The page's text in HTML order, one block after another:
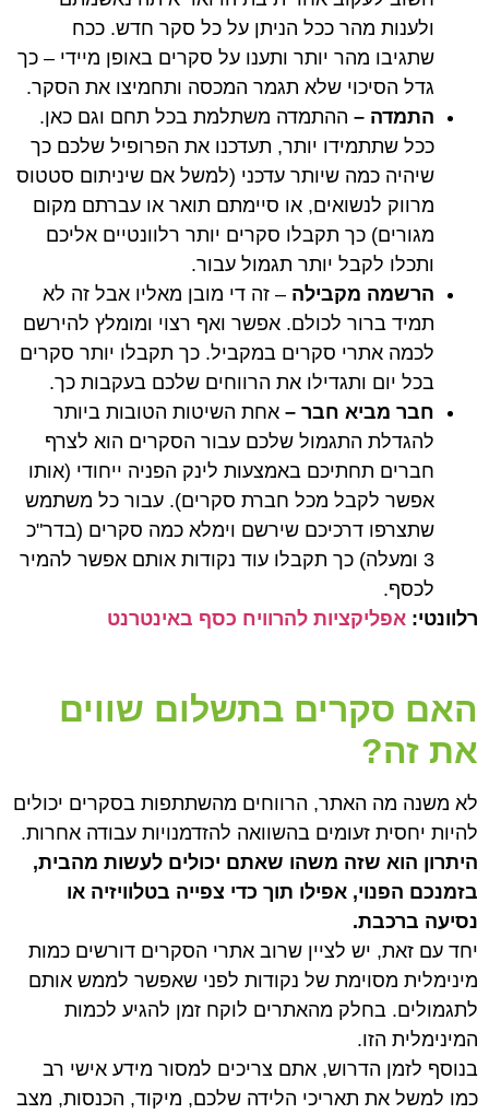
ולענות מהר ככל הניתן על כל סקר חדש. ככח
שתגיבו מהר יותר ותענו על סקרים באופן מיידי – כך
גדל הסיכוי שלא תגמר המכסה ותחמיצו את הסקר.
התמדה – ההתמדה משתלמת בכל תחם וגם כאן.
ככל שתתמידו יותר, תעדכנו את הפרופיל שלכם כך
שיהיה כמה שיותר עדכני (למשל אם שיניתום סטטוס
מרווק לנשואים, או סיימתם תואר או עברתם מקום
מגורים) כך תקבלו סקרים יותר רלוונטיים אליכם
ותכלו לקבל יותר תגמול עבור.
הרשמה מקבילה – זה די מובן מאליו אבל זה לא
תמיד ברור לכולם. אפשר ואף רצוי ומומלץ להירשם
לכמה אתרי סקרים במקביל. כך תקבלו יותר סקרים
בכל יום ותגדילו את הרווחים שלכם בעקבות כך.
חבר מביא חבר – אחת השיטות הטובות ביותר
להגדלת התגמול שלכם עבור הסקרים הוא לצרף
חברים תחתיכם באמצעות לינק הפניה ייחודי (אותו
אפשר לקבל מכל חברת סקרים). עבור כל משתמש
שתצרפו דרכיכם שירשם וימלא כמה סקרים (בדר"כ
3 ומעלה) כך תקבלו עוד נקודות אותם אפשר להמיר
לכסף.
רלוונטי: אפליקציות להרוויח כסף באינטרנט
האם סקרים בתשלום שווים
את זה?
לא משנה מה האתר, הרווחים מהשתתפות בסקרים יכולים
להיות יחסית זעומים בהשוואה להזדמנויות עבודה אחרות.
היתרון הוא שזה משהו שאתם יכולים לעשות מהבית,
בזמנכם הפנוי, אפילו תוך כדי צפייה בטלוויזיה או
נסיעה ברכבת.
יחד עם זאת, יש לציין שרוב אתרי הסקרים דורשים כמות
מינימלית מסוימת של נקודות לפני שאפשר לממש אותם
לתגמולים. בחלק מהאתרים לוקח זמן להגיע לכמות
המינימלית הזו.
בנוסף לזמן הדרוש, אתם צריכים למסור מידע אישי רב
כמו למשל את תאריכי הלידה שלכם, מיקוד, הכנסות, מצב